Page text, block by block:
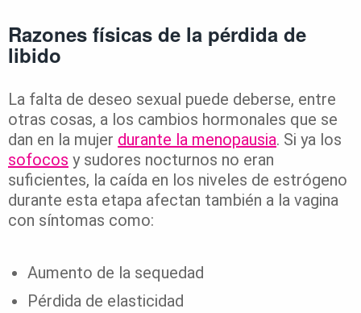
Razones físicas de la pérdida de
libido
La falta de deseo sexual puede deberse, entre
otras cosas, a los cambios hormonales que se
dan en la mujer durante la menopausia. Si ya los
sofocos y sudores nocturnos no eran
suficientes, la caída en los niveles de estrógeno
durante esta etapa afectan también a la vagina
con síntomas como:
Aumento de la sequedad
Pérdida de elasticidad